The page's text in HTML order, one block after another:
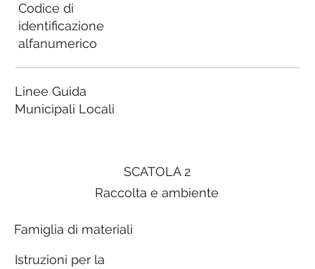
SCATOLA 2
Raccolta e ambiente
Famiglia di materiali
Istruzioni per la
Codice di
identificazione
alfanumerico
Linee Guida
Municipali Locali